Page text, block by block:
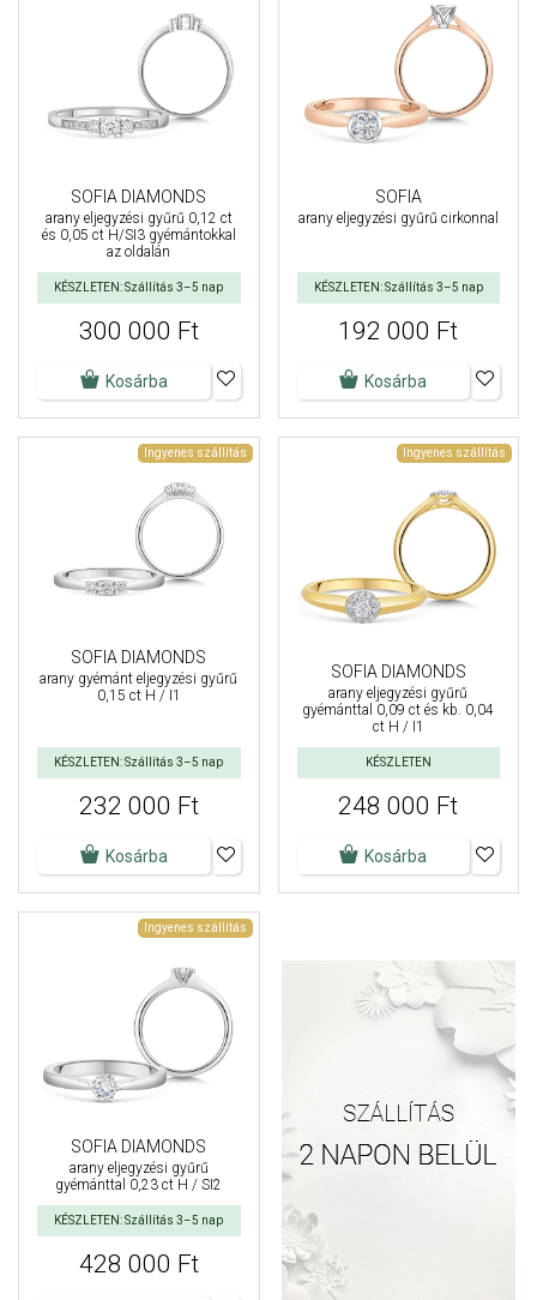
SOFIA DIAMONDS
arany eljegyzési gyűrű 0,12 ct
és 0,05 ct H/SI3 gyémántokkal
az oldalán
KÉSZLETEN: Szállítás 3–5 nap
300 000 Ft
Kosárba
SOFIA
arany eljegyzési gyűrű cirkonnal
KÉSZLETEN: Szállítás 3–5 nap
192 000 Ft
Kosárba
Ingyenes szállítás
SOFIA DIAMONDS
arany gyémánt eljegyzési gyűrű
0,15 ct H / I1
KÉSZLETEN: Szállítás 3–5 nap
232 000 Ft
Kosárba
Ingyenes szállítás
SOFIA DIAMONDS
arany eljegyzési gyűrű
gyémánttal 0,09 ct és kb. 0,04
ct H / I1
KÉSZLETEN
248 000 Ft
Kosárba
Ingyenes szállítás
SOFIA DIAMONDS
arany eljegyzési gyűrű
gyémánttal 0,23 ct H / SI2
KÉSZLETEN: Szállítás 3–5 nap
428 000 Ft